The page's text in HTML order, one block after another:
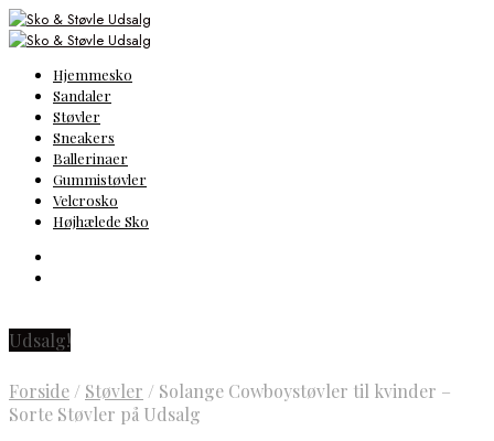
Hjemmesko
Sandaler
Støvler
Sneakers
Ballerinaer
Gummistøvler
Velcrosko
Højhælede Sko
Udsalg!
Forside / Støvler / Solange Cowboystøvler til kvinder –
Sorte Støvler på Udsalg